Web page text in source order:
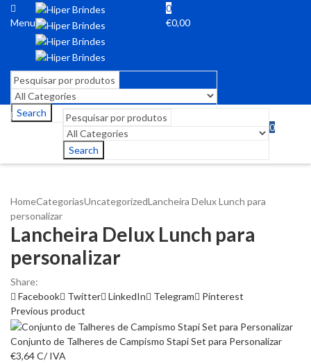
Menu
0
€0,00
Search
Search
0
HomeCategoriasUncategorizedLancheira Delux Lunch para
personalizar
Lancheira Delux Lunch para
personalizar
Share:
Facebook
Twitter LinkedIn Telegram
Pinterest
Previous product
Conjunto de Talheres de Campismo Stapi Set para Personalizar
€3,64C/ IVA